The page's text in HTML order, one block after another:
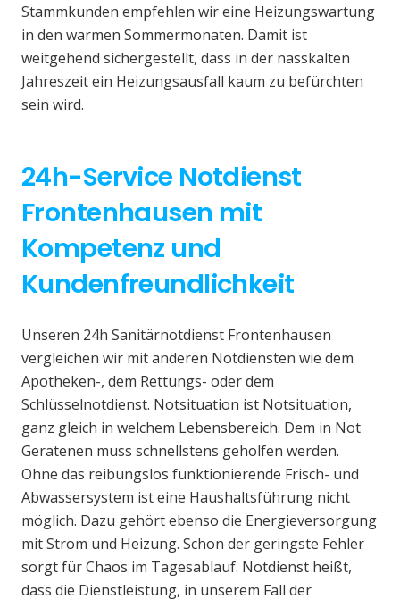
Stammkunden empfehlen wir eine Heizungswartung
in den warmen Sommermonaten. Damit ist
weitgehend sichergestellt, dass in der nasskalten
Jahreszeit ein Heizungsausfall kaum zu befürchten
sein wird.
24h-Service Notdienst
Frontenhausen mit
Kompetenz und
Kundenfreundlichkeit
Unseren 24h Sanitärnotdienst Frontenhausen
vergleichen wir mit anderen Notdiensten wie dem
Apotheken-, dem Rettungs- oder dem
Schlüsselnotdienst. Notsituation ist Notsituation,
ganz gleich in welchem Lebensbereich. Dem in Not
Geratenen muss schnellstens geholfen werden.
Ohne das reibungslos funktionierende Frisch- und
Abwassersystem ist eine Haushaltsführung nicht
möglich. Dazu gehört ebenso die Energieversorgung
mit Strom und Heizung. Schon der geringste Fehler
sorgt für Chaos im Tagesablauf. Notdienst heißt,
dass die Dienstleistung, in unserem Fall der